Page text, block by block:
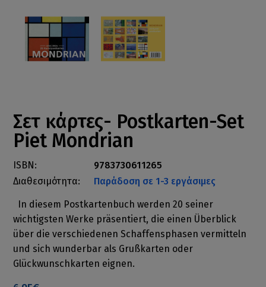
Σετ κάρτες- Postkarten-Set
Piet Mondrian
ISBN:
9783730611265
Διαθεσιμότητα:
Παράδοση σε 1-3 εργάσιμες
In diesem Postkartenbuch werden 20 seiner
wichtigsten Werke präsentiert, die einen Überblick
über die verschiedenen Schaffensphasen vermitteln
und sich wunderbar als Grußkarten oder
Glückwunschkarten eignen.